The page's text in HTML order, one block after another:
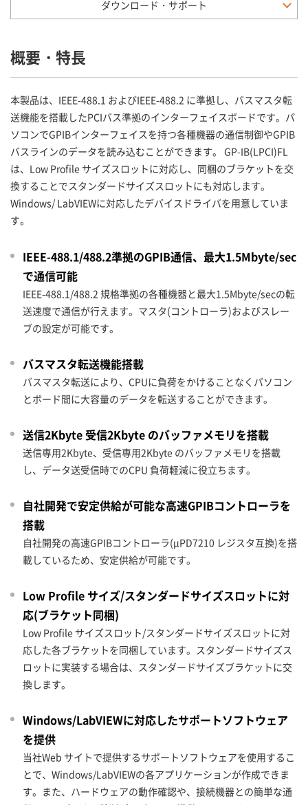
ダウンロード・サポート
概要・特長
本製品は、IEEE-488.1 およびIEEE-488.2 に準拠し、バスマスタ転
送機能を搭載したPCIバス準拠のインターフェイスボードです。パ
ソコンでGPIBインターフェイスを持つ各種機器の通信制御やGPIB
バスラインのデータを読み込むことができます。 GP-IB(LPCI)FL
は、Low Profile サイズスロットに対応し、同梱のブラケットを交
換することでスタンダードサイズスロットにも対応します。
Windows/ LabVIEWに対応したデバイスドライバを用意していま
す。
IEEE-488.1/488.2準拠のGPIB通信、最大1.5Mbyte/sec
で通信可能
IEEE-488.1/488.2 規格準拠の各種機器と最大1.5Mbyte/secの転
送速度で通信が行えます。マスタ(コントローラ)およびスレー
ブの設定が可能です。
バスマスタ転送機能搭載
バスマスタ転送により、CPUに負荷をかけることなくパソコン
とボード間に大容量のデータを転送することができます。
送信2Kbyte 受信2Kbyte のバッファメモリを搭載
送信専用2Kbyte、受信専用2Kbyte のバッファメモリを搭載
し、データ送受信時でのCPU 負荷軽減に役立ちます。
自社開発で安定供給が可能な高速GPIBコントローラを
搭載
自社開発の高速GPIBコントローラ(μPD7210 レジスタ互換)を搭
載しているため、安定供給が可能です。
Low Profile サイズ/スタンダードサイズスロットに対
応(ブラケット同梱)
Low Profile サイズスロット/スタンダードサイズスロットに対
応した各ブラケットを同梱しています。スタンダードサイズス
ロットに実装する場合は、スタンダードサイズブラケットに交
換します。
Windows/LabVIEWに対応したサポートソフトウェア
を提供
当社Web サイトで提供するサポートソフトウェアを使用するこ
とで、Windows/LabVIEWの各アプリケーションが作成できま
す。また、ハードウェアの動作確認や、接続機器との簡単な通